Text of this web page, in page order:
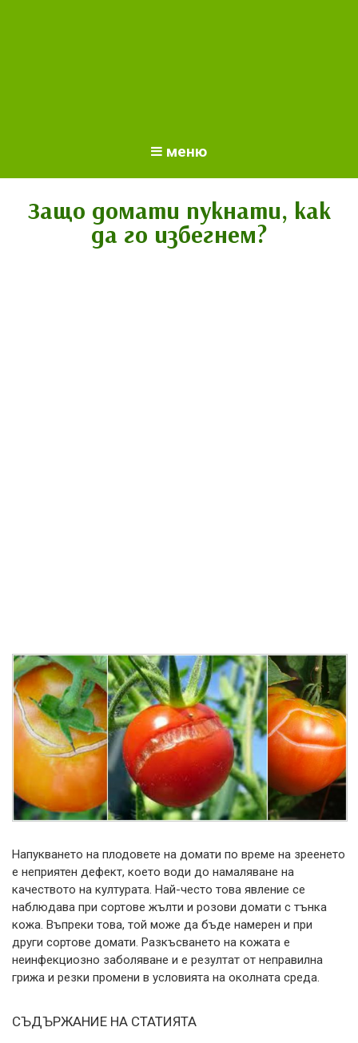
меню
Защо домати пукнати, как
да го избегнем?
Напукването на плодовете на домати по време на зреенето
е неприятен дефект, което води до намаляване на
качеството на културата. Най-често това явление се
наблюдава при сортове жълти и розови домати с тънка
кожа. Въпреки това, той може да бъде намерен и при
други сортове домати. Разкъсването на кожата е
неинфекциозно заболяване и е резултат от неправилна
грижа и резки промени в условията на околната среда.
СЪДЪРЖАНИЕ НА СТАТИЯТА